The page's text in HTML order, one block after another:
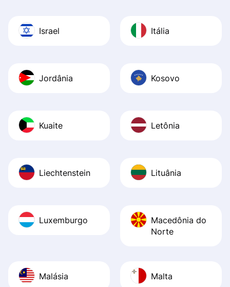
Israel Itália
Jordânia Kosovo
Kuaite Letônia
Liechtenstein Lituânia
Luxemburgo
Macedônia do
Norte
Malásia Malta